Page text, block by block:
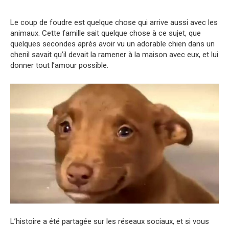
Le coup de foudre est quelque chose qui arrive aussi avec les
animaux. Cette famille sait quelque chose à ce sujet, que
quelques secondes après avoir vu un adorable chien dans un
chenil savait qu’il devait la ramener à la maison avec eux, et lui
donner tout l’amour possible.
L’histoire a été partagée sur les réseaux sociaux, et si vous